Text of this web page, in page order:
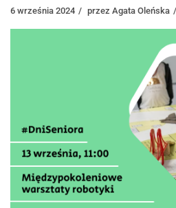
6 września 2024 przez Agata Oleńska